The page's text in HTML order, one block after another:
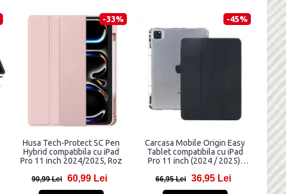
-33%
Husa Tech-Protect SC Pen
Hybrid compatibila cu iPad
Pro 11 inch 2024/2025, Roz
90,99 Lei 60,99 Lei
-45%
Carcasa Mobile Origin Easy
Tablet compatibila cu iPad
Pro 11 inch (2024 / 2025),
66,95 Lei 36,95 Lei